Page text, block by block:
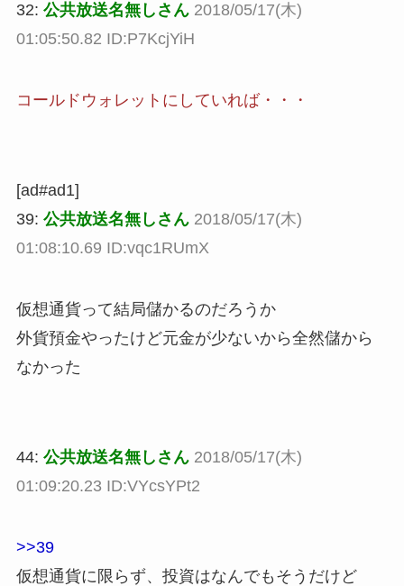
32: 公共放送名無しさん 2018/05/17(木)
01:05:50.82 ID:P7KcjYiH
コールドウォレットにしていれば・・・
[ad#ad1]
39: 公共放送名無しさん 2018/05/17(木)
01:08:10.69 ID:vqc1RUmX
仮想通貨って結局儲かるのだろうか
外貨預金やったけど元金が少ないから全然儲から
なかった
44: 公共放送名無しさん 2018/05/17(木)
01:09:20.23 ID:VYcsYPt2
>>39
仮想通貨に限らず、投資はなんでもそうだけど